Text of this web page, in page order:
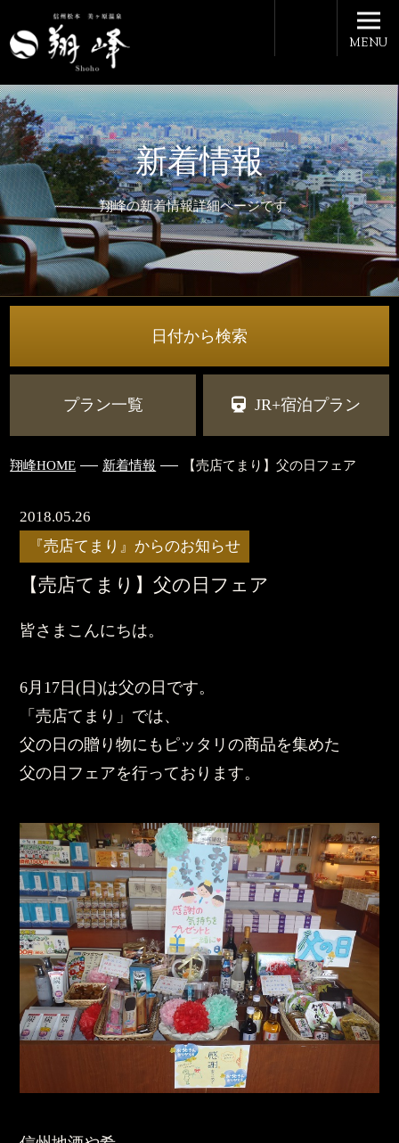
新着情報
翔峰の新着情報詳細ページです。
MENU
日付から検索
プラン一覧 JR+宿泊プラン
翔峰HOME 新着情報 【売店てまり】父の日フェア
2018.05.26
『売店てまり』からのお知らせ
【売店てまり】父の日フェア
皆さまこんにちは。
6月17日(日)は父の日です。
「売店てまり」では、
父の日の贈り物にもピッタリの商品を集めた
父の日フェアを行っております。